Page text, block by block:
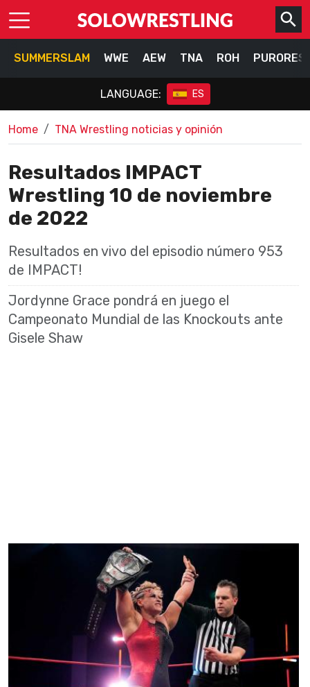
SUMMERSLAM WWE AEW TNA ROH
LANGUAGE: ES
Home TNA Wrestling noticias y opinión
Resultados IMPACT
Wrestling 10 de noviembre
de 2022
Resultados en vivo del episodio número 953
de IMPACT!
Jordynne Grace pondrá en juego el
Campeonato Mundial de las Knockouts ante
Gisele Shaw